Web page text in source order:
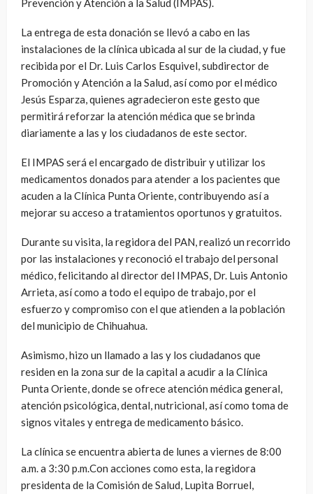
Prevención y Atención a la Salud (IMPAS).
La entrega de esta donación se llevó a cabo en las
instalaciones de la clínica ubicada al sur de la ciudad, y fue
recibida por el Dr. Luis Carlos Esquivel, subdirector de
Promoción y Atención a la Salud, así como por el médico
Jesús Esparza, quienes agradecieron este gesto que
permitirá reforzar la atención médica que se brinda
diariamente a las y los ciudadanos de este sector.
El IMPAS será el encargado de distribuir y utilizar los
medicamentos donados para atender a los pacientes que
acuden a la Clínica Punta Oriente, contribuyendo así a
mejorar su acceso a tratamientos oportunos y gratuitos.
Durante su visita, la regidora del PAN, realizó un recorrido
por las instalaciones y reconoció el trabajo del personal
médico, felicitando al director del IMPAS, Dr. Luis Antonio
Arrieta, así como a todo el equipo de trabajo, por el
esfuerzo y compromiso con el que atienden a la población
del municipio de Chihuahua.
Asimismo, hizo un llamado a las y los ciudadanos que
residen en la zona sur de la capital a acudir a la Clínica
Punta Oriente, donde se ofrece atención médica general,
atención psicológica, dental, nutricional, así como toma de
signos vitales y entrega de medicamento básico.
La clínica se encuentra abierta de lunes a viernes de 8:00
a.m. a 3:30 p.m.Con acciones como esta, la regidora
presidenta de la Comisión de Salud, Lupita Borruel,